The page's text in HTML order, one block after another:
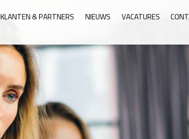
KLANTEN & PARTNERS NIEUWS VACATURES